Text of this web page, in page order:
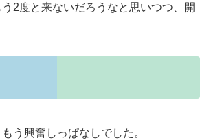
2度と来ないだろうなと思いつつ、開
う興奮しっぱなしでした。